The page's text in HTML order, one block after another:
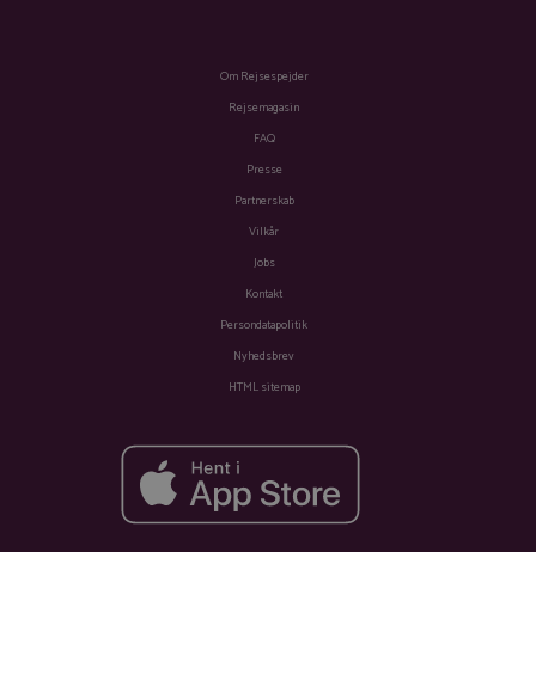
Om Rejsespejder
Rejsemagasin
FAQ
Presse
Partnerskab
Vilkår
Jobs
Kontakt
Persondatapolitik
Nyhedsbrev
HTML sitemap